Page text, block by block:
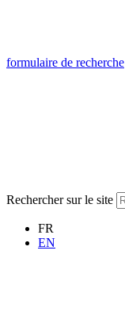
formulaire de recherche
Rechercher sur le site
FR
EN